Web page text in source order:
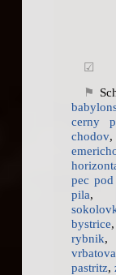
cerny
chodov
pec
pila
bystrice
rybnik
pastritz,